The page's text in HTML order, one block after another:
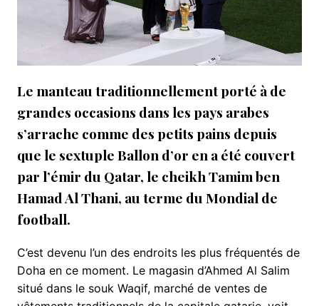
Le manteau traditionnellement porté à de
grandes occasions dans les pays arabes
s’arrache comme des petits pains depuis
que le sextuple Ballon d’or en a été couvert
par l’émir du Qatar, le cheikh Tamim ben
Hamad Al Thani, au terme du Mondial de
football.
C’est devenu l’un des endroits les plus fréquentés de
Doha en ce moment. Le magasin d’Ahmed Al Salim
situé dans le souk Waqif, marché de ventes de